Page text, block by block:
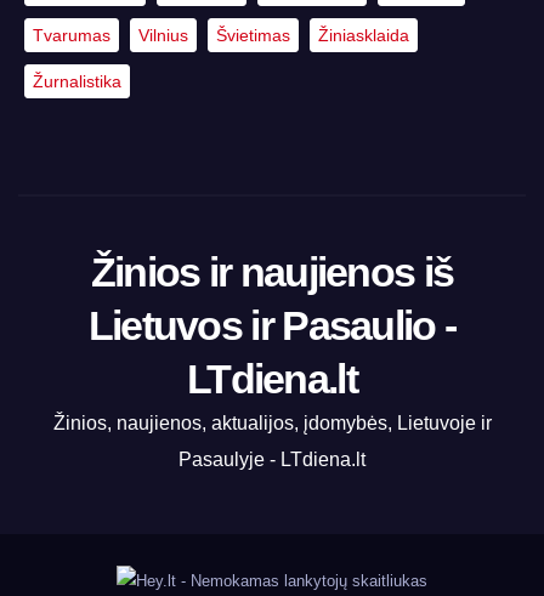
Tvarumas Vilnius Švietimas Žiniasklaida
Žurnalistika
Žinios ir naujienos iš
Lietuvos ir Pasaulio -
LTdiena.lt
Žinios, naujienos, aktualijos, įdomybės, Lietuvoje ir
Pasaulyje - LTdiena.lt